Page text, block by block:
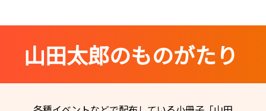
山田太郎のものがたり